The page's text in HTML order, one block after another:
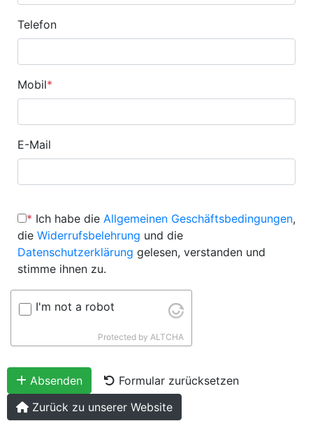
Telefon
Mobil*
E-Mail
* Ich habe die Allgemeinen Geschäftsbedingungen,
die Widerrufsbelehrung und die
Datenschutzerklärung gelesen, verstanden und
stimme ihnen zu.
I'm not a robot
Protected by ALTCHA
Absenden
Formular zurücksetzen
Zurück zu unserer Website